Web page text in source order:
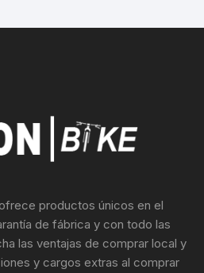
productos únicos en el
de fábrica y con todo las
las ventajas de comprar local y
y cargos extras al comprar